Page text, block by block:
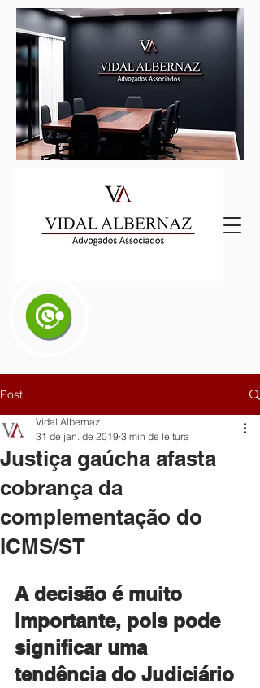
Post
Justiça gaúcha afasta
cobrança da
complementação do
ICMS/ST
Vidal Albernaz
31 de jan. de 2019 3 min de leitura
A decisão é muito
importante, pois pode
significar uma
tendência do Judiciário